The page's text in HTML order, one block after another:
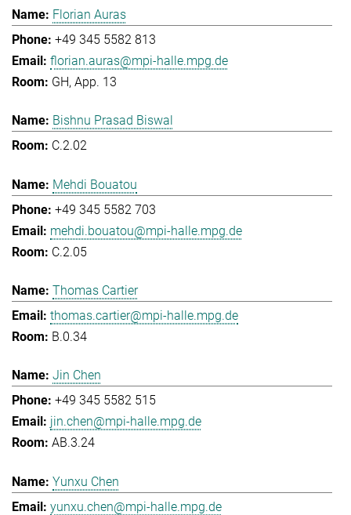
Florian Auras
+49 345 5582 813
florian.auras@mpi-halle.mpg.de
GH, App. 13
Bishnu Prasad Biswal
C.2.02
Mehdi Bouatou
+49 345 5582 703
mehdi.bouatou@mpi-halle.mpg.de
C.2.05
Thomas Cartier
thomas.cartier@mpi-halle.mpg.de
B.0.34
Jin Chen
+49 345 5582 515
jin.chen@mpi-halle.mpg.de
AB.3.24
Yunxu Chen
yunxu.chen@mpi-halle.mpg.de